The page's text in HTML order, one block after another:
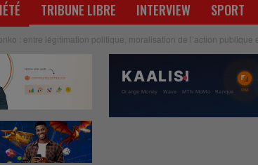
TRIBUNE LIBRE INTERVIEW SPORT
: entre légitimation politique, moralisation de l’action